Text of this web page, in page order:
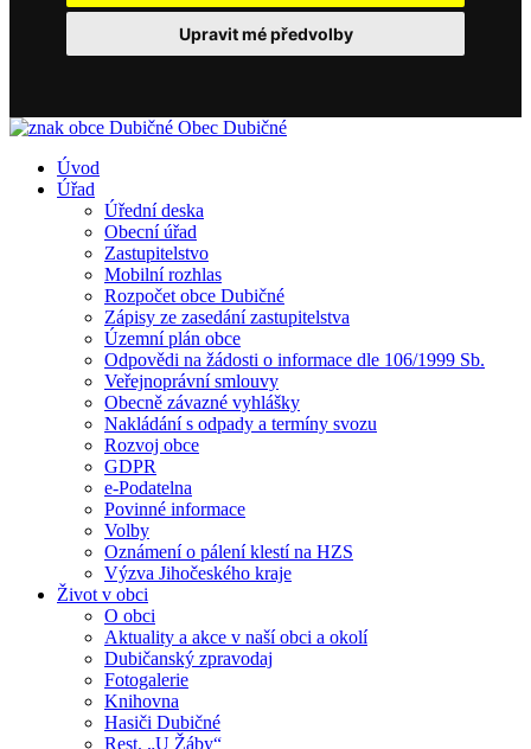
Upravit mé předvolby
Obec Dubičné
Úvod
Úřad
Úřední deska
Obecní úřad
Zastupitelstvo
Mobilní rozhlas
Rozpočet obce Dubičné
Zápisy ze zasedání zastupitelstva
Územní plán obce
Odpovědi na žádosti o informace dle 106/1999 Sb.
Veřejnoprávní smlouvy
Obecně závazné vyhlášky
Nakládání s odpady a termíny svozu
Rozvoj obce
GDPR
e-Podatelna
Povinné informace
Volby
Oznámení o pálení klestí na HZS
Výzva Jihočeského kraje
Život v obci
O obci
Aktuality a akce v naší obci a okolí
Dubičanský zpravodaj
Fotogalerie
Knihovna
Hasiči Dubičné
Rest. „U Žáby“